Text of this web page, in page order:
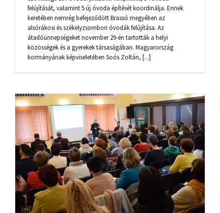
felújítását, valamint 5 új óvoda építését koordinálja. Ennek
keretében nemrég befejeződött Brassó megyében az
alsórákosi és székelyzsombori óvodák felújítása. Az
átadóünnepségeket november 29-én tartották a helyi
közösségek és a gyerekek társaságában. Magyarország
kormányának képviseletében Soós Zoltán, [...]